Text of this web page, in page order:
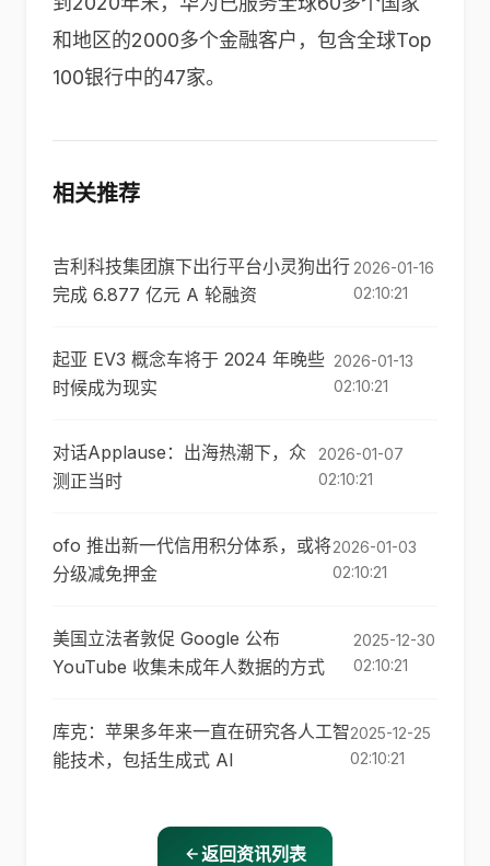
和地区的2000多个金融客户，包含全球Top
100银行中的47家。
相关推荐
吉利科技集团旗下出行平台小灵狗出行
完成 6.877 亿元 A 轮融资
2026-01-16
02:10:21
起亚 EV3 概念车将于 2024 年晚些
时候成为现实
2026-01-13
02:10:21
对话Applause：出海热潮下，众
测正当时
2026-01-07
02:10:21
ofo 推出新一代信用积分体系，或将
分级减免押金
2026-01-03
02:10:21
美国立法者敦促 Google 公布
YouTube 收集未成年人数据的方式
2025-12-30
02:10:21
库克：苹果多年来一直在研究各人工智
能技术，包括生成式 AI
2025-12-25
02:10:21
返回资讯列表